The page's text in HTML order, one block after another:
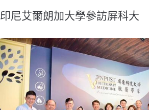
印尼艾爾朗加大學參訪屏科大